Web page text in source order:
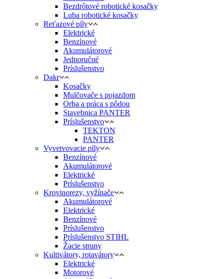
Bezdrôtové robotické kosačky
Luba robotické kosačky
Reťazové píly
Elektrické
Benzínové
Akumulátorové
Jednoručné
Príslušenstvo
Dakr
Kosačky
Mulčovače s pojazdom
Orba a práca s pôdou
Stavebnica PANTER
Príslušenstvo
TEKTON
PANTER
Vyvetvovacie píly
Benzínové
Akumulátorové
Elektrické
Príslušenstvo
Krovinorezy, vyžínače
Akumulátorové
Elektrické
Benzínové
Príslušenstvo
Príslušenstvo STIHL
Žacie struny
Kultivátory, rotavátory
Elektrické
Motorové